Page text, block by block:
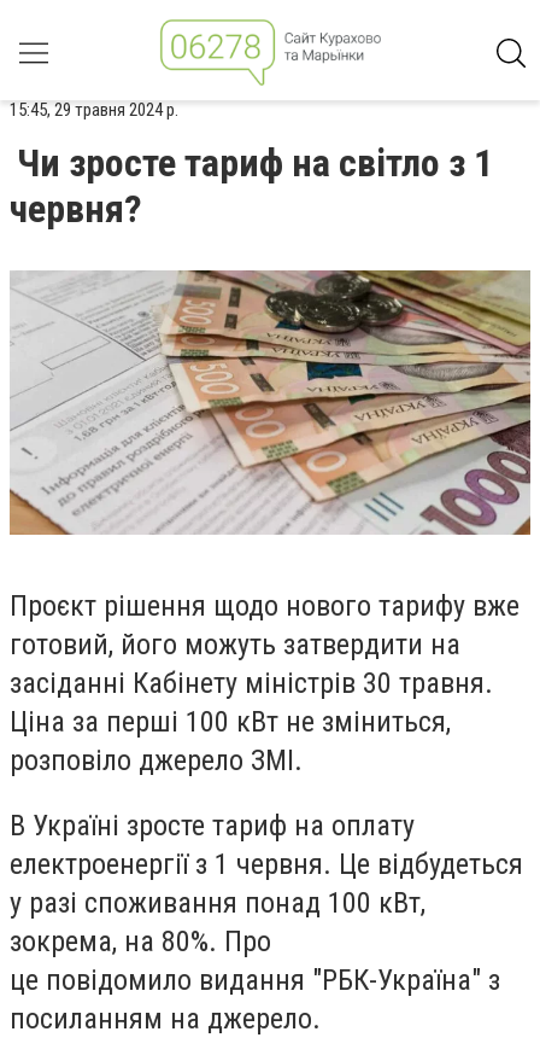
15:45, 29 травня 2024 р.
Чи зросте тариф на світло з 1
червня?
Проєкт рішення щодо нового тарифу вже
готовий, його можуть затвердити на
засіданні Кабінету міністрів 30 травня.
Ціна за перші 100 кВт не зміниться,
розповіло джерело ЗМІ.
В Україні зросте тариф на оплату
електроенергії з 1 червня. Це відбудеться
у разі споживання понад 100 кВт,
зокрема, на 80%. Про
це повідомило видання "РБК-Україна" з
посиланням на джерело.